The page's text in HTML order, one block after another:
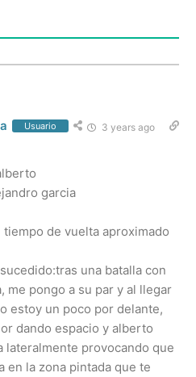
Usuario 3 years ago
garcia
tiempo de vuelta aproximado
una batalla con
me pongo a su par y al llegar
estoy un poco por delante,
dando espacio y alberto
lateralmente provocando que
en la zona pintada que te